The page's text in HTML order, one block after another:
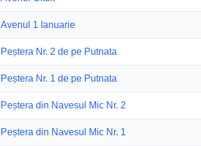
Avenul 1 Ianuarie
Peștera Nr. 2 de pe Putnata
Peștera Nr. 1 de pe Putnata
Peștera din Navesul Mic Nr. 2
Peștera din Navesul Mic Nr. 1